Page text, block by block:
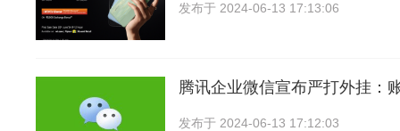
发布于 2024-06-13 17:13:06
腾讯企业微信宣布严打外挂：
发布于 2024-06-13 17:12:03